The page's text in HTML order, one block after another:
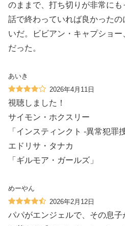
のままで、打ち切りが非常に
話で終わっていれば良かった
いだ。ビビアン・キャプショ
だった。
あいき
2026年4月11日
視聴しました！
サイモン・ホクスリー
「インスティンクト -異常犯罪
エドリサ・タナカ
「ギルモア・ガールズ」
めーやん
2026年2月12日
パパがエンジェルで、その息